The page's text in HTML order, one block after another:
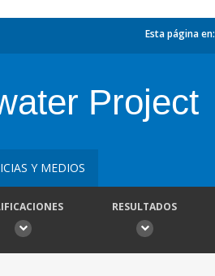
Esta página en:
Project
Y MEDIOS
RESULTADOS